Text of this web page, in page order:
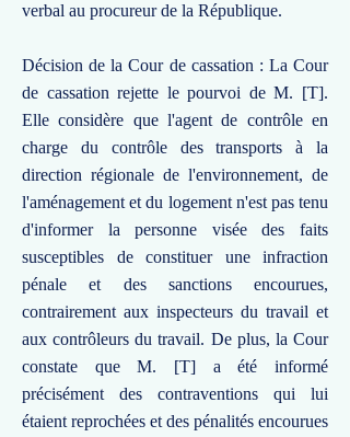
verbal au procureur de la République.
Décision de la Cour de cassation : La Cour
de cassation rejette le pourvoi de M. [T].
Elle considère que l'agent de contrôle en
charge du contrôle des transports à la
direction régionale de l'environnement, de
l'aménagement et du logement n'est pas tenu
d'informer la personne visée des faits
susceptibles de constituer une infraction
pénale et des sanctions encourues,
contrairement aux inspecteurs du travail et
aux contrôleurs du travail. De plus, la Cour
constate que M. [T] a été informé
précisément des contraventions qui lui
étaient reprochées et des pénalités encourues